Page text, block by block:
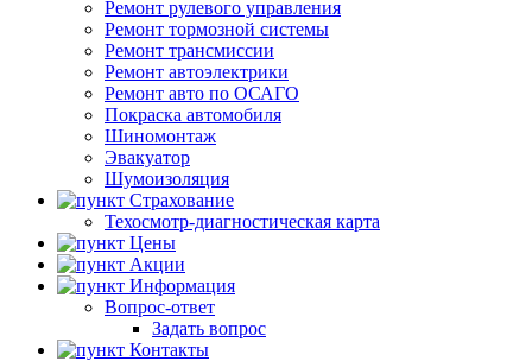
Ремонт рулевого управления
Ремонт тормозной системы
Ремонт трансмиссии
Ремонт автоэлектрики
Ремонт авто по ОСАГО
Покраска автомобиля
Шиномонтаж
Эвакуатор
Шумоизоляция
Страхование
Техосмотр-диагностическая карта
Цены
Акции
Информация
Вопрос-ответ
Задать вопрос
Контакты